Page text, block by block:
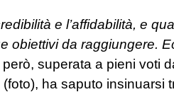
e l’affidabilità, e
obiettivi da raggiungere.
però, superata a pieni voti
ha saputo insinuarsi